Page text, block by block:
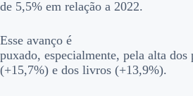
de 5,5% em relação a 2022.
Esse avanço é
puxado, especialmente, pela alta
(+15,7%) e dos livros (+13,9%).